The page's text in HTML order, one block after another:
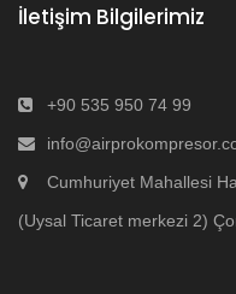
İletişim Bilgilerimiz
+90 535 950 74 99
Cumhuriyet Mahallesi
(Uysal Ticaret merkezi 2)